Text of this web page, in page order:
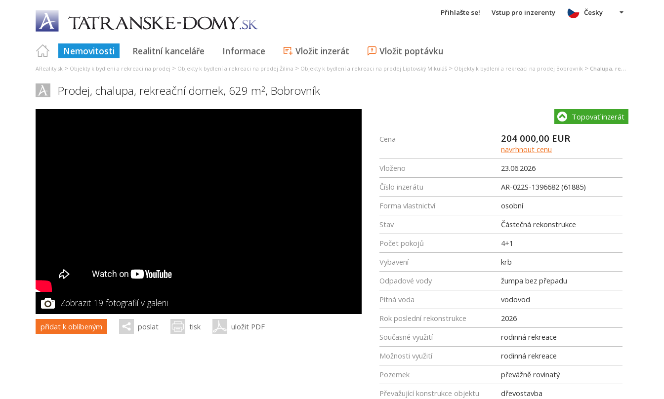
Přihlašte se! Vstup pro inzerenty
Nemovitosti Realitní kanceláře Informace Vložit inzerát Vložit poptávku
Česky
AReality.sk > Objekty k bydlení a rekreaci na prodej > Objekty k bydlení a rekreaci na prodej Žilina > Objekty k bydlení a rekreaci na prodej Liptovský Mikuláš > Objekty k bydlení a rekreaci na prodej Bobrovník > Chalupa, rekreační domek na prodej Bobrovník
Prodej, chalupa, rekreační domek, 629 m2, Bobrovník
Zobrazit 19 fotografií v galerii
přidat k oblíbeným poslat tisk uložit PDF
Topovať inzerát
Cena 204 000,00 EUR
navrhnout cenu
Vloženo
23.06.2026
Číslo inzerátu
AR-022S-1396682 (61885)
Forma vlastnictví
osobní
Stav
Částečná rekonstrukce
Počet pokojů
4+1
Vybavení
krb
Odpadové vody
žumpa bez přepadu
Pitná voda
vodovod
Rok poslední rekonstrukce
2026
Současné využití
rodinná rekreace
Možnosti využití
rodinná rekreace
Pozemek
převážně rovinatý
Převažující konstrukce objektu
dřevostavba